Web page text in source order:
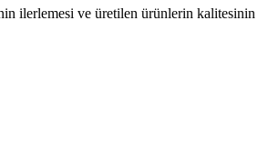
ilerlemesi ve üretilen ürünlerin kalitesinin